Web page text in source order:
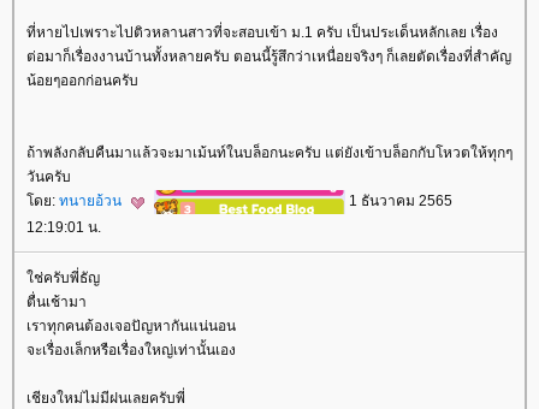
ที่หายไปเพราะไปติวหลานสาวที่จะสอบเข้า ม.1 ครับ เป็นประเด็นหลักเลย เรื่อง
ต่อมาก็เรื่องงานบ้านทั้งหลายครับ ตอนนี้รู้สึกว่าเหนื่อยจริงๆ ก็เลยตัดเรื่องที่สำคัญ
น้อยๆออกก่อนครับ
ถ้าพลังกลับคืนมาแล้วจะมาเม้นท์ในบล็อกนะครับ แต่ยังเข้าบล็อกกับโหวตให้ทุกๆ
วันครับ
ดย: ทนายอ้วน
1 ธันวาคม 2565
12:19:01 น.
ช่ครับพี่ธัญ
ตื่นเช้ามา
เราทุกคนต้องเจอปัญหากันแน่นอน
จะเรื่องเล็กหรือเรื่องใหญ่เท่านั้นเอง
เชียงใหม่ไม่มีฝนเลยครับพี่